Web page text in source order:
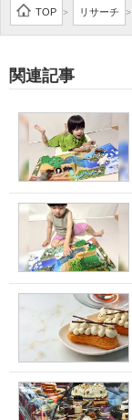
TOP > リサーチ >
関連記事